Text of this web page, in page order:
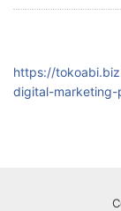
https://
digital-